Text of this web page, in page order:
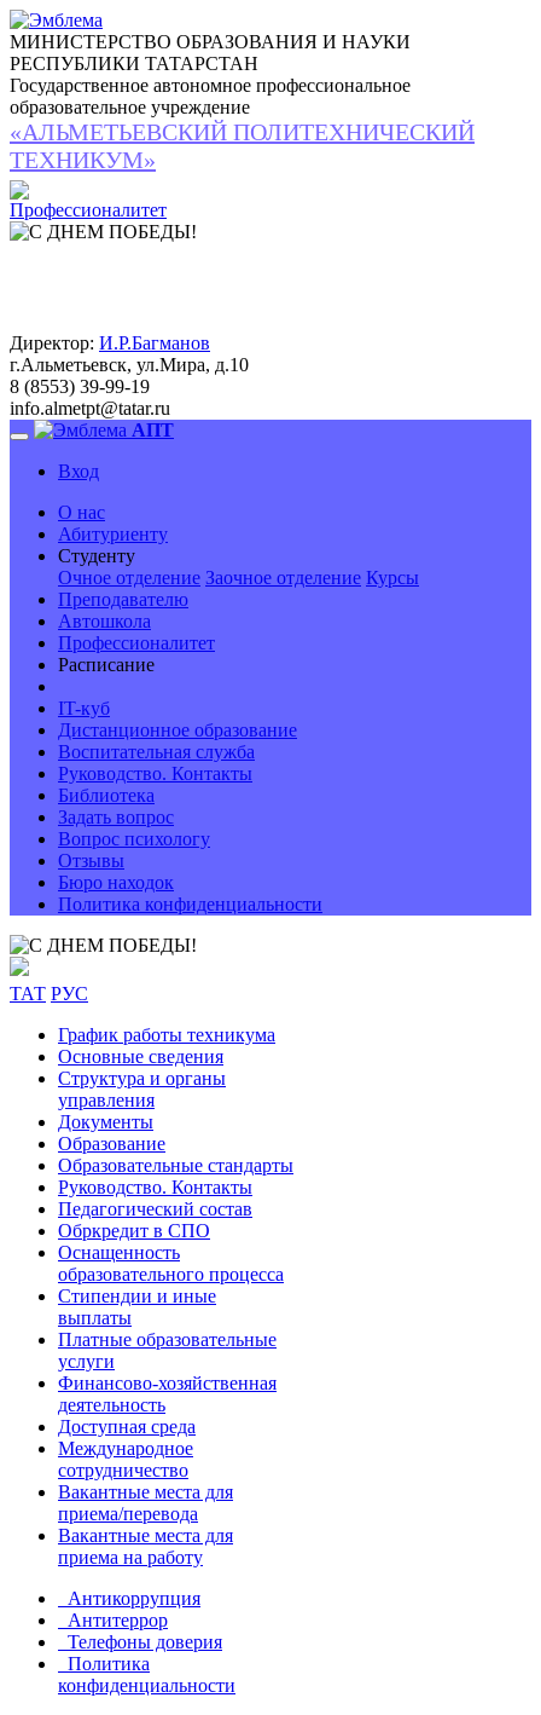
МИНИСТЕРСТВО ОБРАЗОВАНИЯ И НАУКИ
РЕСПУБЛИКИ ТАТАРСТАН
Государственное автономное профессиональное
образовательное учреждение
«АЛЬМЕТЬЕВСКИЙ ПОЛИТЕХНИЧЕСКИЙ
ТЕХНИКУМ»
Директор: И.Р.Багманов
г.Альметьевск, ул.Мира, д.10
8 (8553) 39-99-19
info.almetpt@tatar.ru
АПТ
Вход
О нас
Абитуриенту
Студенту
Очное отделение Заочное отделение Курсы
Преподавателю
Автошкола
Профессионалитет
Расписание
IT-куб
Дистанционное образование
Воспитательная служба
Руководство. Контакты
Библиотека
Задать вопрос
Вопрос психологу
Отзывы
Бюро находок
Политика конфиденциальности
ТАТ РУС
График работы техникума
Основные сведения
Структура и органы
управления
Документы
Образование
Образовательные стандарты
Руководство. Контакты
Педагогический состав
Обркредит в СПО
Оснащенность
образовательного процесса
Стипендии и иные
выплаты
Платные образовательные
услуги
Финансово-хозяйственная
деятельность
Доступная среда
Международное
сотрудничество
Вакантные места для
приема/перевода
Вакантные места для
приема на работу
Антикоррупция
Антитеррор
Телефоны доверия
Политика
конфиденциальности